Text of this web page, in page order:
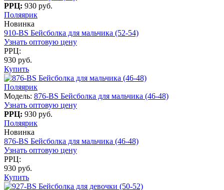
РРЦ: 930 руб.
Поляярик
Новинка
910-BS Бейсболка для мальчика (52-54)
Узнать оптовую цену
РРЦ:
930 руб.
Купить
Поляярик
Модель: 876-BS Бейсболка для мальчика (46-48)
Узнать оптовую цену
РРЦ: 930 руб.
Поляярик
Новинка
876-BS Бейсболка для мальчика (46-48)
Узнать оптовую цену
РРЦ:
930 руб.
Купить